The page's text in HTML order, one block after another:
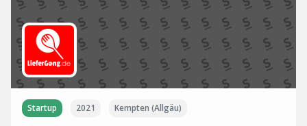
Startup 2021 Kempten (Allgäu)